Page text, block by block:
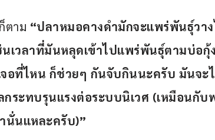
ตาม “ปลาหมอคางดำมักจะแพร่พันธุ์วา
นเวลาที่มันหลุดเข้าไปแพร่พันธุ์ตามบ่อ
อที่ไหน ก็ช่วยๆ กันจับกินนะครับ มันจะ
กระทบรุนแรงต่อระบบนิเวศ (เหมือนกั
นั่นแหละครับ)”